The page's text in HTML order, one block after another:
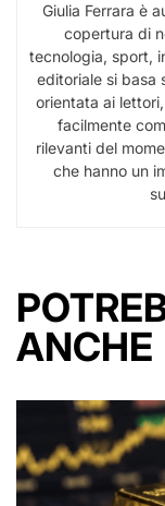
Giulia Ferrara è
copertura di
tecnologia, sport,
editoriale si basa
orientata ai
facilmente
rilevanti del
che hanno un
ANCHE